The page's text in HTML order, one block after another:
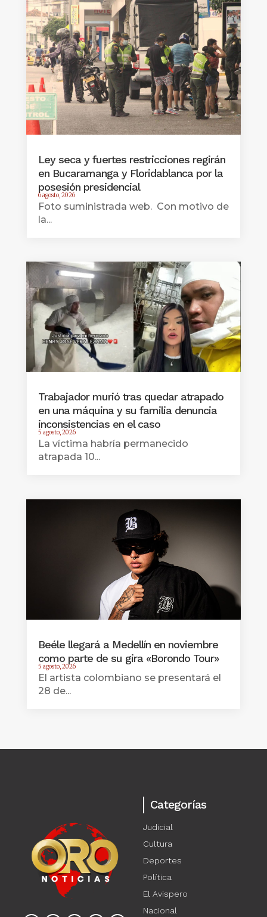
Ley seca y fuertes restricciones regirán
en Bucaramanga y Floridablanca por la
posesión presidencial
6 agosto, 2026
Foto suministrada web. Con motivo de
la...
Trabajador murió tras quedar atrapado
en una máquina y su familia denuncia
inconsistencias en el caso
5 agosto, 2026
La víctima habría permanecido
atrapada 10...
Beéle llegará a Medellín en noviembre
como parte de su gira «Borondo Tour»
5 agosto, 2026
El artista colombiano se presentará el
28 de...
Categorías
Judicial
Cultura
Deportes
Política
El Avispero
Nacional